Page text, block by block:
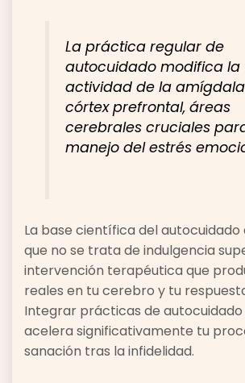
La práctica regular de
autocuidado modifica la
actividad de la
córtex prefrontal, áreas
cerebrales cruciales
manejo del estrés
La base científica del
que no se trata de indulgencia
intervención terapéutica que
reales en tu cerebro y tu
Integrar prácticas de
acelera significativamente tu
sanación tras la infidelidad.